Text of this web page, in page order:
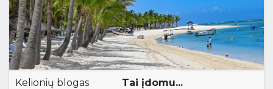
Tai įdomu...
Kelionių blogas